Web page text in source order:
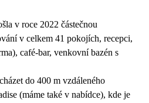
v roce 2022 částečnou
v celkem 41 pokojích, recepci,
café-bar, venkovní bazén s
do 400 m vzdáleného
(máme také v nabídce), kde je